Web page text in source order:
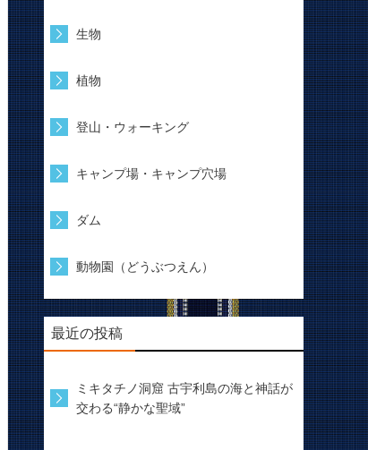
生物
植物
登山・ウォーキング
キャンプ場・キャンプ穴場
ダム
動物園（どうぶつえん）
最近の投稿
ミキタチノ洞窟 古宇利島の海と神話が
交わる“静かな聖域”